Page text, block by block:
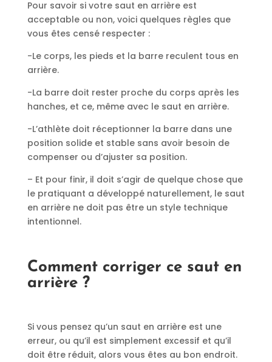
Pour savoir si votre saut en arrière est
acceptable ou non, voici quelques règles que
vous êtes censé respecter :
-Le corps, les pieds et la barre reculent tous en
arrière.
-La barre doit rester proche du corps après les
hanches, et ce, même avec le saut en arrière.
-L’athlète doit réceptionner la barre dans une
position solide et stable sans avoir besoin de
compenser ou d’ajuster sa position.
– Et pour finir, il doit s’agir de quelque chose que
le pratiquant a développé naturellement, le saut
en arrière ne doit pas être un style technique
intentionnel.
Comment corriger ce saut en
arrière ?
Si vous pensez qu’un saut en arrière est une
erreur, ou qu’il est simplement excessif et qu’il
doit être réduit, alors vous êtes au bon endroit.